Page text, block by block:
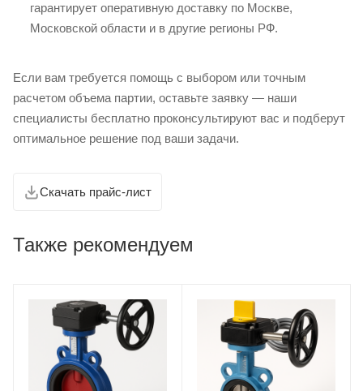
гарантирует оперативную доставку по Москве,
Московской области и в другие регионы РФ.
Если вам требуется помощь с выбором или точным
расчетом объема партии, оставьте заявку — наши
специалисты бесплатно проконсультируют вас и подберут
оптимальное решение под ваши задачи.
Скачать прайс-лист
Также рекомендуем